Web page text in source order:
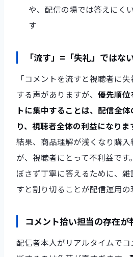
や、配信の場では答えにく
す
「流す」=「失礼」ではな
「コメントを流すと視聴者に
する声がありますが、 優先順位
トに集中することは、配信全
り、視聴者全体の利益になりま
結果、商品理解が浅くなり購
が、視聴者にとって不利益です
ぼさず丁寧に答えるために、
すと割り切ることが配信運用の
コメント拾い担当の存在が
配信者本人がリアルタイムで